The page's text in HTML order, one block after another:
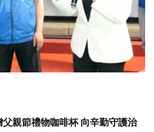
親節禮物咖啡杯 向辛勤守護治